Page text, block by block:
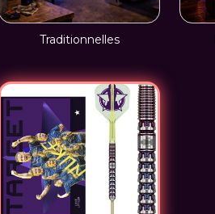
Traditionnelles